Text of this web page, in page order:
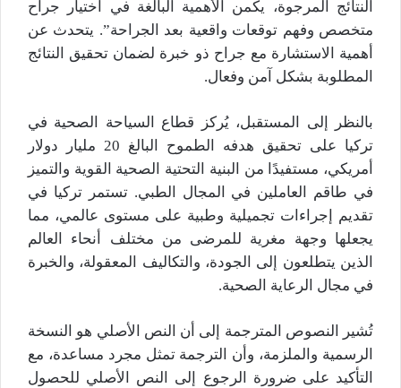
النتائج المرجوة، يكمن الأهمية البالغة في اختيار جراح
متخصص وفهم توقعات واقعية بعد الجراحة”. يتحدث عن
أهمية الاستشارة مع جراح ذو خبرة لضمان تحقيق النتائج
المطلوبة بشكل آمن وفعال.
بالنظر إلى المستقبل، يُركز قطاع السياحة الصحية في
تركيا على تحقيق هدفه الطموح البالغ 20 مليار دولار
أمريكي، مستفيدًا من البنية التحتية الصحية القوية والتميز
في طاقم العاملين في المجال الطبي. تستمر تركيا في
تقديم إجراءات تجميلية وطبية على مستوى عالمي، مما
يجعلها وجهة مغرية للمرضى من مختلف أنحاء العالم
الذين يتطلعون إلى الجودة، والتكاليف المعقولة، والخبرة
في مجال الرعاية الصحية.
تُشير النصوص المترجمة إلى أن النص الأصلي هو النسخة
الرسمية والملزمة، وأن الترجمة تمثل مجرد مساعدة، مع
التأكيد على ضرورة الرجوع إلى النص الأصلي للحصول